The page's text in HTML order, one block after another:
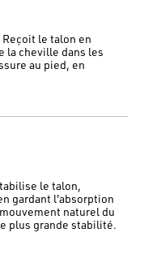
le talon en
la cheville dans les
au pied, en
le talon,
gardant l'absorption
naturel du
plus grande stabilité.